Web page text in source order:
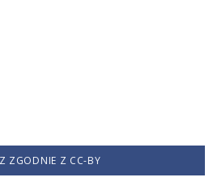
ZGODNIE Z CC-BY